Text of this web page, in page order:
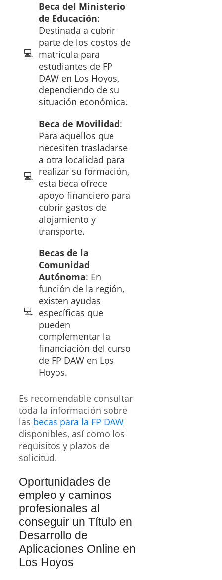
Beca del Ministerio
de Educación:
Destinada a cubrir
parte de los costos de
matrícula para
estudiantes de FP
DAW en Los Hoyos,
dependiendo de su
situación económica.
Beca de Movilidad:
Para aquellos que
necesiten trasladarse
a otra localidad para
realizar su formación,
esta beca ofrece
apoyo financiero para
cubrir gastos de
alojamiento y
transporte.
Becas de la
Comunidad
Autónoma: En
función de la región,
existen ayudas
específicas que
pueden
complementar la
financiación del curso
de FP DAW en Los
Hoyos.
Es recomendable consultar
toda la información sobre
las becas para la FP DAW
disponibles, así como los
requisitos y plazos de
solicitud.
Oportunidades de
empleo y caminos
profesionales al
conseguir un Título en
Desarrollo de
Aplicaciones Online en
Los Hoyos